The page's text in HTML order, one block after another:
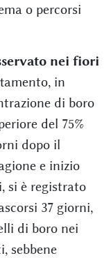
o percorsi
nei fiori
in
di boro
del 75%
dopo il
e inizio
si è registrato
37 giorni,
di boro nei
sebbene